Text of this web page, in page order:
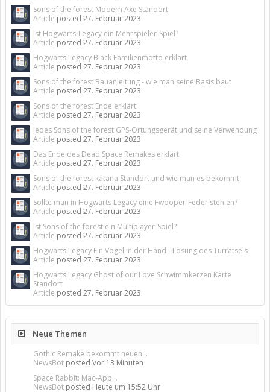
Sons of the forest Modern Axe Standort
Article posted 27. Februar 2023
Ist Hogwarts-Legacy ein Mehrspieler-Spiel?
Article posted 27. Februar 2023
Hogwarts Legacy Black Familienmotto erklärt
Article posted 27. Februar 2023
Sons of the forest Bauanleitung - wie man seine Basis baut
Article posted 27. Februar 2023
Sons of the forest Ende erklärt
Article posted 27. Februar 2023
Jedes Sons of the forest GPS-Ortungsgerät und seine Verwendung
Article posted 27. Februar 2023
Das Ende des Dead Space Remakes erklärt
Article posted 27. Februar 2023
Sons of the forest katana Standort und wie man es bekommt
Article posted 27. Februar 2023
Sollte man in Hogwarts Legacy eine Fwooper-Feder stehlen?
Article posted 27. Februar 2023
Ist Sons of the forest ein Multiplayer-Spiel?
Article posted 27. Februar 2023
Hogwarts Legacy Ein Vogel in der Hand - Lösung des Türrätsels
Article posted 27. Februar 2023
Hogwarts Legacy Ghost of our Love Schwimmkerzen Karte
Standort
Article posted 27. Februar 2023
Neue Themen
Gothic Remake bekommt neuen...
NewsBot posted Vor 13 Minuten
Space Rabbit: Mac-App...
NewsBot posted Heute um 15:52 Uhr